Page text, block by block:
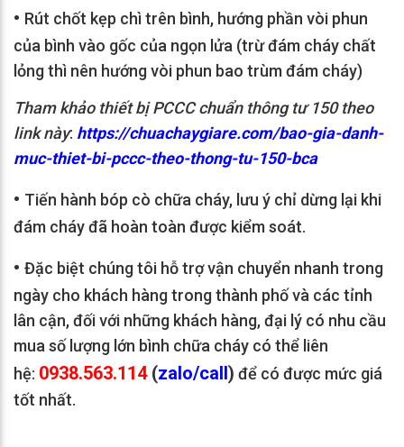
• Rút chốt kẹp chì trên bình, hướng phần vòi phun
của bình vào gốc của ngọn lửa (trừ đám cháy chất
lỏng thì nên hướng vòi phun bao trùm đám cháy)
Tham khảo thiết bị PCCC chuẩn thông tư 150 theo
link này: https://chuachaygiare.com/bao-gia-danh-
muc-thiet-bi-pccc-theo-thong-tu-150-bca
• Tiến hành bóp cò chữa cháy, lưu ý chỉ dừng lại khi
đám cháy đã hoàn toàn được kiểm soát.
• Đặc biệt chúng tôi hỗ trợ vận chuyển nhanh trong
ngày cho khách hàng trong thành phố và các tỉnh
lân cận, đối với những khách hàng, đại lý có nhu cầu
mua số lượng lớn bình chữa cháy có thể liên
hệ: 0938.563.114(zalo/call) để có được mức giá
tốt nhất.